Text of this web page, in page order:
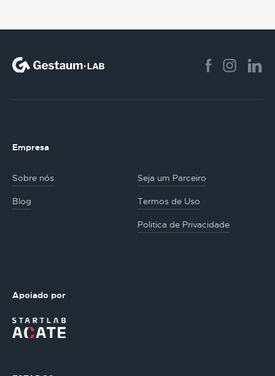
Empresa
Sobre nós Seja um Parceiro
Blog Termos de Uso
Politica de Privacidade
Apoiado por